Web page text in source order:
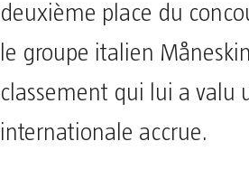
deuxième place du
le groupe italien
classement qui lui a valu
internationale accrue.